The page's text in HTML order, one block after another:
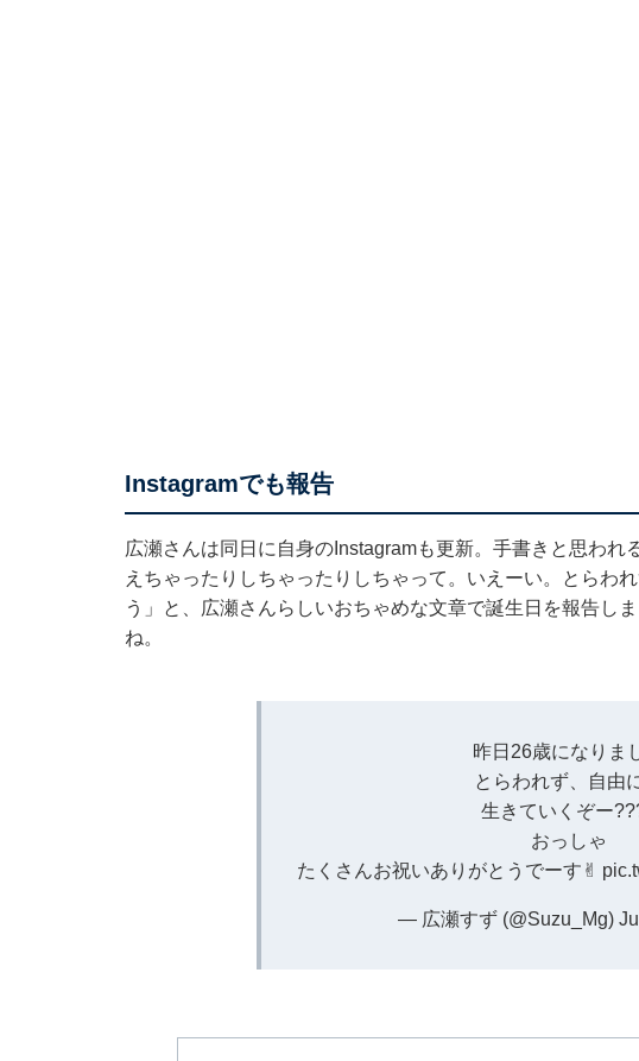
Instagramでも報告
広瀬さんは同日に自身のInstagramも更新。手書きと思われ
えちゃったりしちゃったりしちゃって。いえーい。とらわ
う」と、広瀬さんらしいおちゃめな文章で誕生日を報告し
ね。
昨日26歳になりま
とらわれず、自由に
生きていくぞー
おっしゃ
たくさんお祝いありがとうでーす✌︎
— 広瀬すず (@Suzu_Mg)